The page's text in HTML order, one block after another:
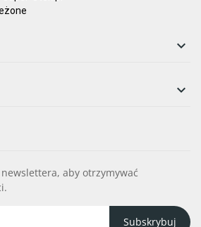


aby otrzymywać
Subskrybuj